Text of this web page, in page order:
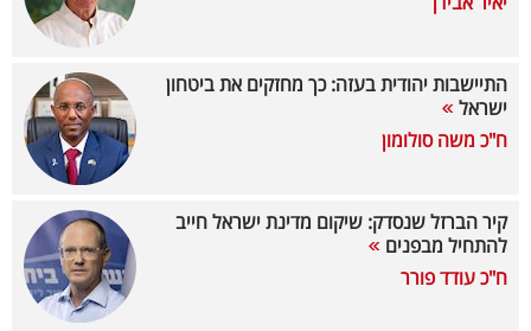
רכילות
קריפטו
טלוויזיה
עסקי
התיישבות יהודית בעזה: כך מחזקים את ביטחון
ישראל
ח"כ משה סולומון
קיר הברזל שנסדק: שיקום מדינת ישראל חייב
להתחיל מבפנים
ח"כ עודד פורר